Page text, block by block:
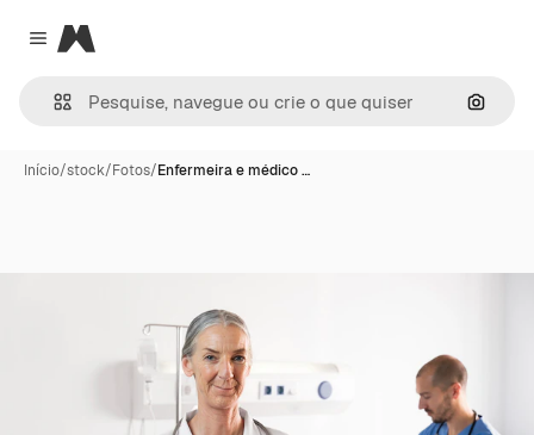
Close menu
Magnific
Início/stock/Fotos/Enfermeira e médico …